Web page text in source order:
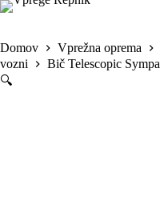
Skip
Domov Vprežna oprema
vozni
Bič Telescopic Sympa
🔍